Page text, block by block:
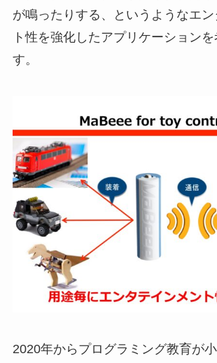
が鳴ったりする、というようなエ
ト性を強化したアプリケーションを
す。
2020年からプログラミング教育が